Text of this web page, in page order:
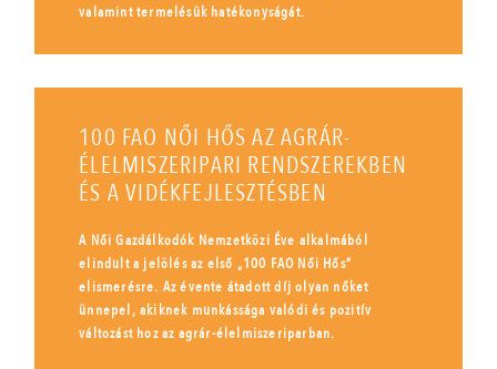
valamint termelésük hatékonyságát.
100 FAO NŐI HŐS AZ AGRÁR-
ÉLELMISZERIPARI RENDSZEREKBEN
ÉS A VIDÉKFEJLESZTÉSBEN
A Női Gazdálkodók Nemzetközi Éve alkalmából
elindult a jelölés az első „100 FAO Női Hős”
elismerésre. Az évente átadott díj olyan nőket
ünnepel, akiknek munkássága valódi és pozitív
változást hoz az agrár-élelmiszeriparban.